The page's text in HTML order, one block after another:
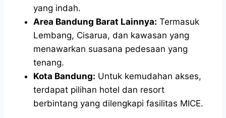
yang indah.
Area Bandung Barat Lainnya: Termasuk
Lembang, Cisarua, dan kawasan yang
menawarkan suasana pedesaan yang
tenang.
Kota Bandung: Untuk kemudahan akses,
terdapat pilihan hotel dan resort
berbintang yang dilengkapi fasilitas MICE.